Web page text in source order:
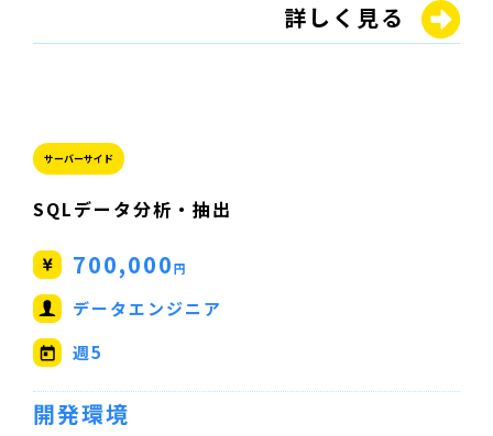
詳しく見る
サーバーサイド
SQLデータ分析・抽出
700,000円
データエンジニア
週5
開発環境